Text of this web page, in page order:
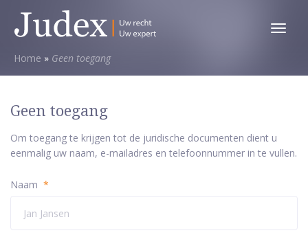
Toggle
Home » Geen toegang
Geen toegang
Om toegang te krijgen tot de juridische documenten dient u
eenmalig uw naam, e-mailadres en telefoonnummer in te vullen.
Naam *